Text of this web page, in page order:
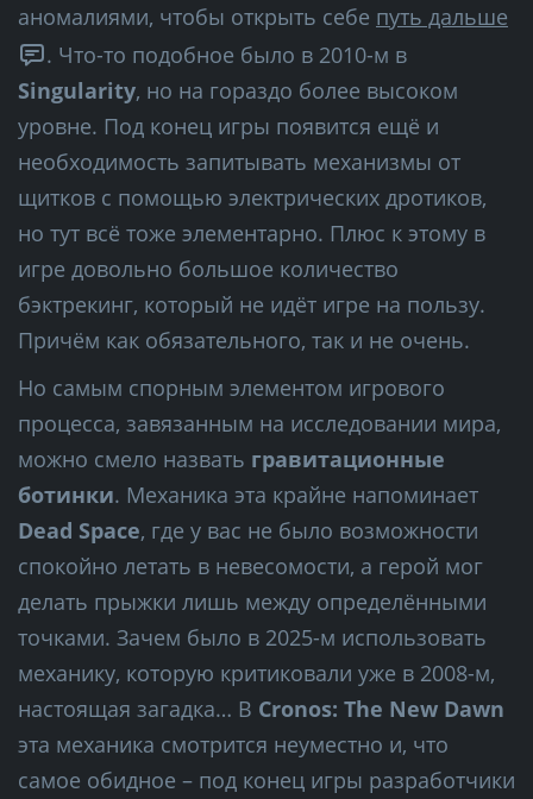
аномалиями, чтобы открыть себе путь дальше
. Что-то подобное было в 2010-м в
Singularity, но на гораздо более высоком
уровне. Под конец игры появится ещё и
необходимость запитывать механизмы от
щитков с помощью электрических дротиков,
но тут всё тоже элементарно. Плюс к этому в
игре довольно большое количество
бэктрекинг, который не идёт игре на пользу.
Причём как обязательного, так и не очень.
Но самым спорным элементом игрового
процесса, завязанным на исследовании мира,
можно смело назвать гравитационные
ботинки. Механика эта крайне напоминает
Dead Space, где у вас не было возможности
спокойно летать в невесомости, а герой мог
делать прыжки лишь между определёнными
точками. Зачем было в 2025-м использовать
механику, которую критиковали уже в 2008-м,
настоящая загадка… В Cronos: The New Dawn
эта механика смотрится неуместно и, что
самое обидное – под конец игры разработчики